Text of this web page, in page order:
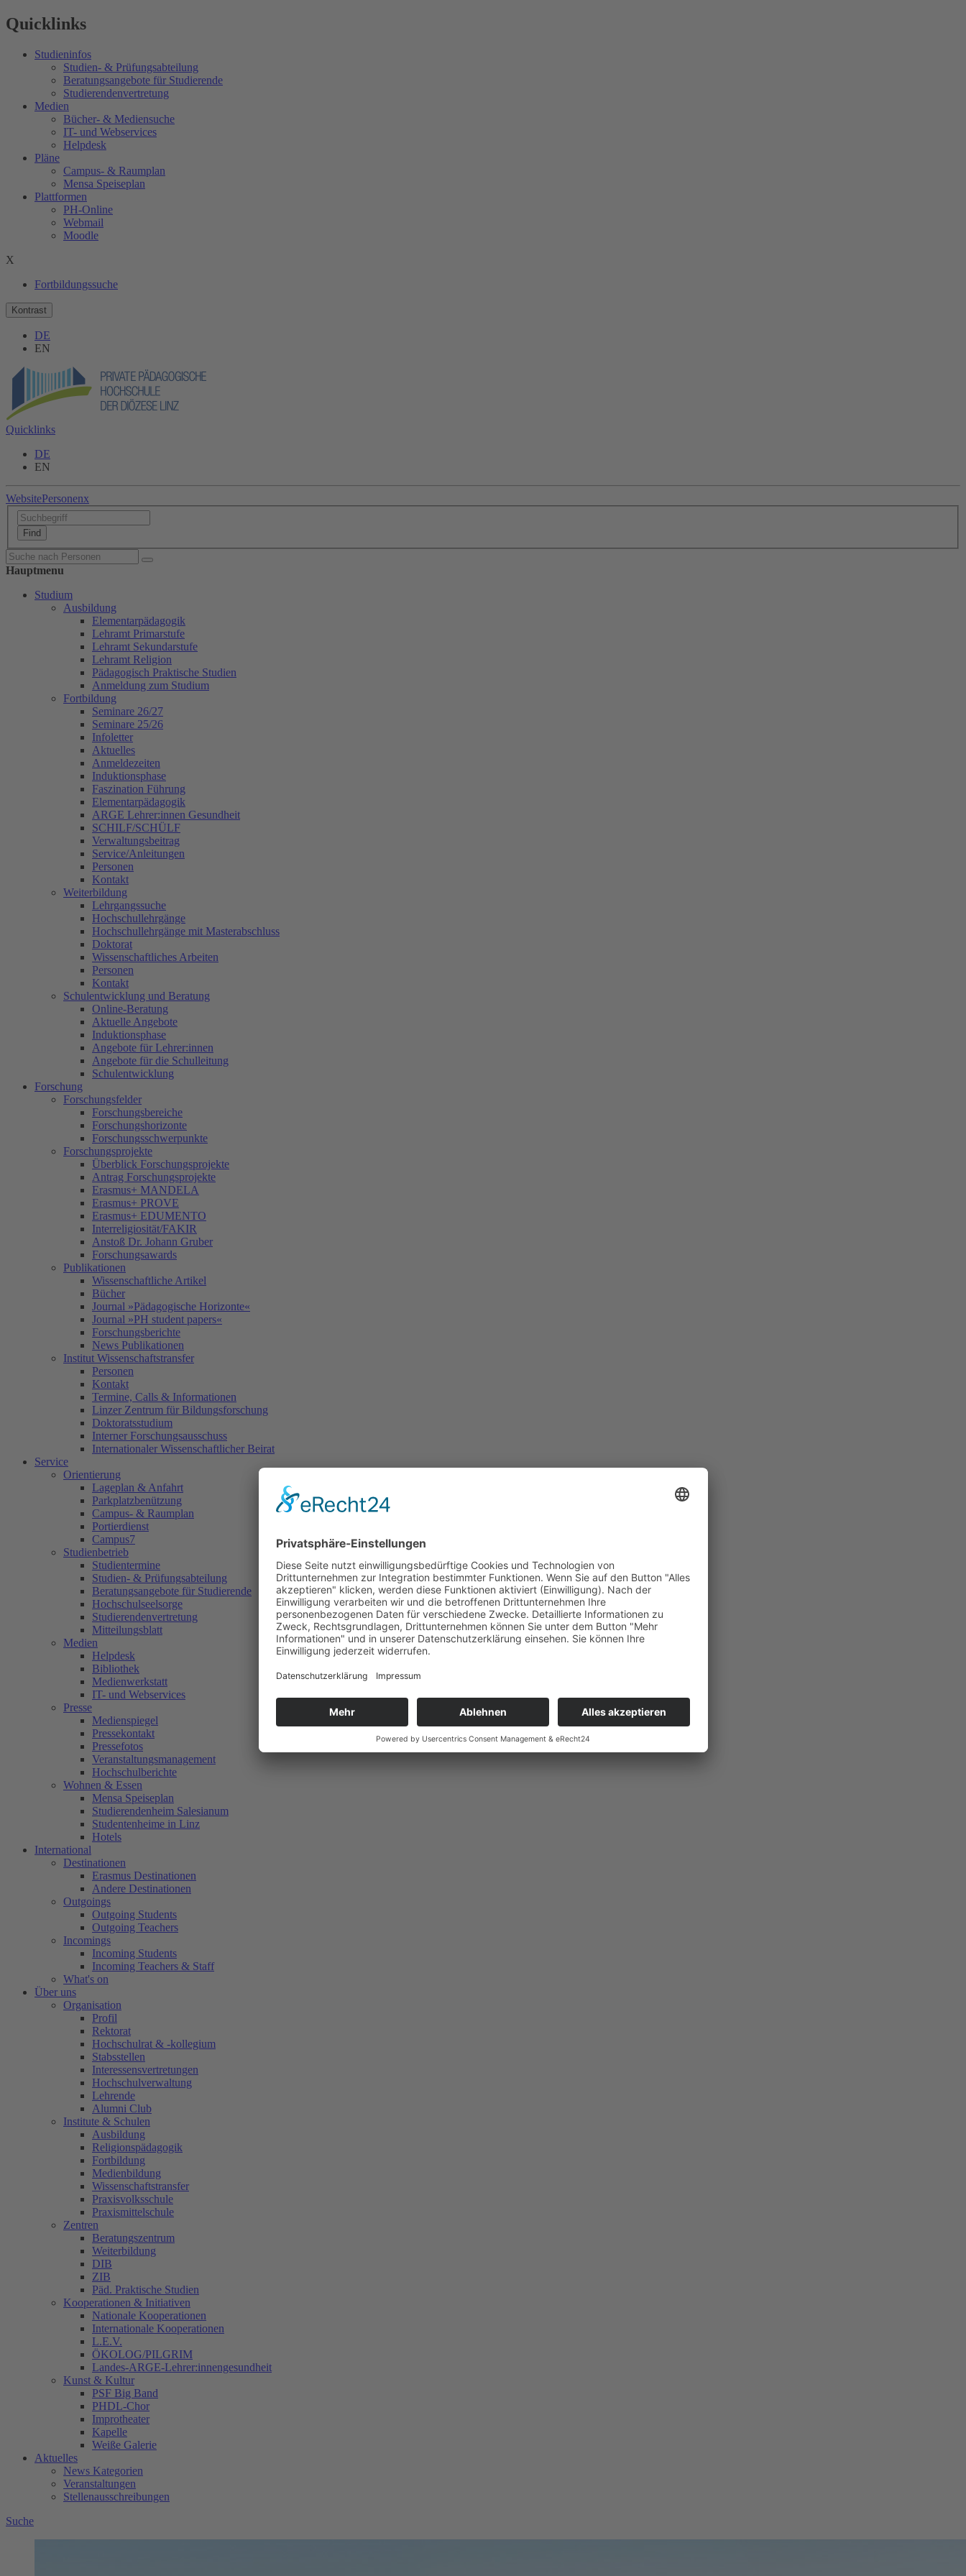
Quicklinks
Studieninfos
Studien- & Prüfungsabteilung
Beratungsangebote für Studierende
Studierendenvertretung
Medien
Bücher- & Mediensuche
IT- und Webservices
Helpdesk
Pläne
Campus- & Raumplan
Mensa Speiseplan
Plattformen
PH-Online
Webmail
Moodle
X
Fortbildungssuche
Kontrast
DE
EN
Quicklinks
DE
EN
WebsitePersonenx
Hauptmenu
Studium
Ausbildung
Elementarpädagogik
Lehramt Primarstufe
Lehramt Sekundarstufe
Lehramt Religion
Pädagogisch Praktische Studien
Anmeldung zum Studium
Fortbildung
Seminare 26/27
Seminare 25/26
Infoletter
Aktuelles
Anmeldezeiten
Induktionsphase
Faszination Führung
Elementarpädagogik
ARGE Lehrer:innen Gesundheit
SCHILF/SCHÜLF
Verwaltungsbeitrag
Service/Anleitungen
Personen
Kontakt
Weiterbildung
Lehrgangssuche
Hochschullehrgänge
Hochschullehrgänge mit Masterabschluss
Doktorat
Wissenschaftliches Arbeiten
Personen
Kontakt
Schulentwicklung und Beratung
Online-Beratung
Aktuelle Angebote
Induktionsphase
Angebote für Lehrer:innen
Angebote für die Schulleitung
Schulentwicklung
Forschung
Forschungsfelder
Forschungsbereiche
Forschungshorizonte
Forschungsschwerpunkte
Forschungsprojekte
Überblick Forschungsprojekte
Antrag Forschungsprojekte
Erasmus+ MANDELA
Erasmus+ PROVE
Erasmus+ EDUMENTO
Interreligiosität/FAKIR
Anstoß Dr. Johann Gruber
Forschungsawards
Publikationen
Wissenschaftliche Artikel
Bücher
Journal »Pädagogische Horizonte«
Journal »PH student papers«
Forschungsberichte
News Publikationen
Institut Wissenschaftstransfer
Personen
Kontakt
Termine, Calls & Informationen
Linzer Zentrum für Bildungsforschung
Doktoratsstudium
Interner Forschungsausschuss
Internationaler Wissenschaftlicher Beirat
Service
Orientierung
Lageplan & Anfahrt
Parkplatzbenützung
Campus- & Raumplan
Portierdienst
Campus7
Studienbetrieb
Studientermine
Studien- & Prüfungsabteilung
Beratungsangebote für Studierende
Hochschulseelsorge
Studierendenvertretung
Mitteilungsblatt
Medien
Helpdesk
Bibliothek
Medienwerkstatt
IT- und Webservices
Presse
Medienspiegel
Pressekontakt
Pressefotos
Veranstaltungsmanagement
Hochschulberichte
Wohnen & Essen
Mensa Speiseplan
Studierendenheim Salesianum
Studentenheime in Linz
Hotels
International
Destinationen
Erasmus Destinationen
Andere Destinationen
Outgoings
Outgoing Students
Outgoing Teachers
Incomings
Incoming Students
Incoming Teachers & Staff
What's on
Über uns
Organisation
Profil
Rektorat
Hochschulrat & -kollegium
Stabsstellen
Interessensvertretungen
Hochschulverwaltung
Lehrende
Alumni Club
Institute & Schulen
Ausbildung
Religionspädagogik
Fortbildung
Medienbildung
Wissenschaftstransfer
Praxisvolksschule
Praxismittelschule
Zentren
Beratungszentrum
Weiterbildung
DIB
ZIB
Päd. Praktische Studien
Kooperationen & Initiativen
Nationale Kooperationen
Internationale Kooperationen
L.E.V.
ÖKOLOG/PILGRIM
Landes-ARGE-Lehrer:innengesundheit
Kunst & Kultur
PSF Big Band
PHDL-Chor
Improtheater
Kapelle
Weiße Galerie
Aktuelles
News Kategorien
Veranstaltungen
Stellenausschreibungen
Suche